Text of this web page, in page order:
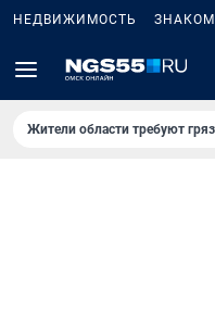
НЕДВИЖИМОСТЬ
Жители области требуют